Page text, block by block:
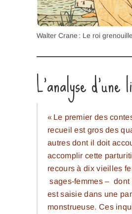
Walter Crane : Le roi
L’analyse
« Le premier des
recueil est gros des
autres dont il doit
accomplir cette
recours à dix vieilles
sages-femmes – dont
est saisie dans une
monstrueuse. Ces